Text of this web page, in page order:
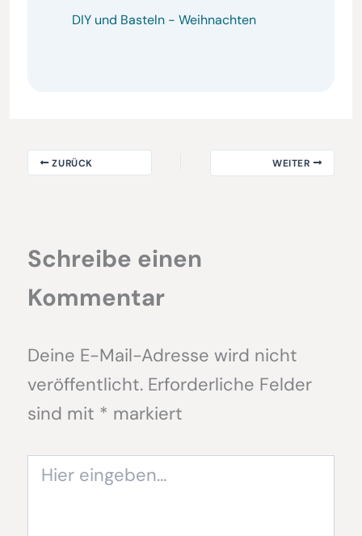
DIY und Basteln- Weihnachten
ZURÜCK WEITER
Schreibe einen
Kommentar
Deine E-Mail-Adresse wird nicht
veröffentlicht. Erforderliche Felder
sind mit * markiert
eingeben…